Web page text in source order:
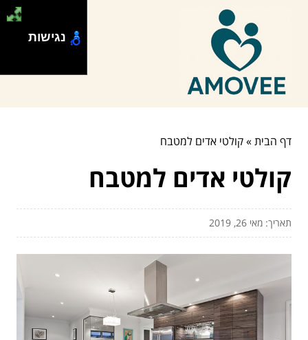
דף הבית»קולטי אדים למטבח
קולטי אדים למטבח
תאריך: מאי 26, 2019
נגישות